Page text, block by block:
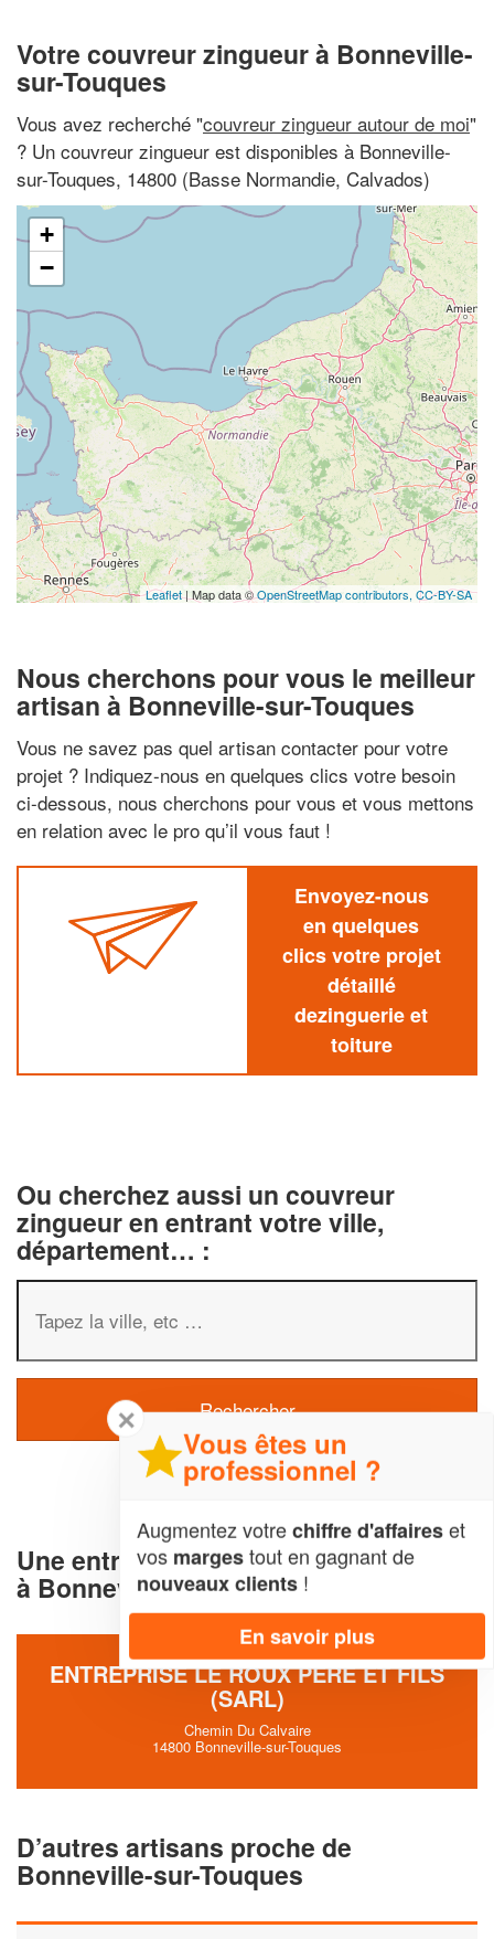
Votre couvreur zingueur à Bonneville-
sur-Touques
Vous avez recherché "couvreur zingueur autour de moi"
? Un couvreur zingueur est disponibles à Bonneville-
sur-Touques, 14800 (Basse Normandie, Calvados)
+
−
Leaflet| Map data ©OpenStreetMap contributors, CC-BY-SA
Nous cherchons pour vous le meilleur
artisan à Bonneville-sur-Touques
Vous ne savez pas quel artisan contacter pour votre
projet ? Indiquez-nous en quelques clics votre besoin
ci-dessous, nous cherchons pour vous et vous mettons
en relation avec le pro qu’il vous faut !
Envoyez-nous
en quelques
clics votre projet
détaillé
dezinguerie et
toiture
Ou cherchez aussi un couvreur
zingueur en entrant votre ville,
département… :
Une entreprise dezinguerie et toiture
à Bonneville-sur-Touques (14800)
ENTREPRISE LE ROUX PERE ET FILS
(SARL)
Chemin Du Calvaire
14800 Bonneville-sur-Touques
D’autres artisans proche de
Bonneville-sur-Touques
✕
Vous êtes un
professionnel ?
Augmentez votrechiffre d'affaireset
vos margestout en gagnant de
nouveaux clients !
En savoir plus